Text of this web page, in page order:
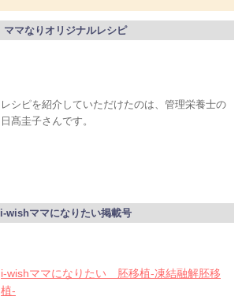
ママなりオリジナルレシピ
レシピを紹介していただけたのは、管理栄養士の
日髙圭子さんです。
i-wishママになりたい掲載号
i-wishママになりたい 胚移植-凍結融解胚移
植-